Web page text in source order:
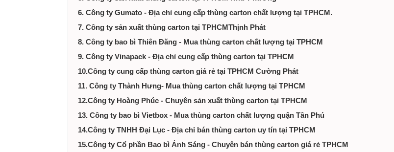
6. Công ty Gumato - Địa chỉ cung cấp thùng carton chất lượng tại TPHCM.
7. Công ty sản xuất thùng carton tại TPHCMThịnh Phát
8. Công ty bao bì Thiên Đăng - Mua thùng carton chất lượng tại TPHCM
9. Công ty Vinapack - Địa chỉ cung cấp thùng carton tại TPHCM
10.Công ty cung cấp thùng carton giá rẻ tại TPHCM Cường Phát
11. Công ty Thành Hưng- Mua thùng carton chất lượng tại TPHCM
12.Công ty Hoàng Phúc - Chuyên sản xuất thùng carton tại TPHCM
13. Công ty bao bì Vietbox - Mua thùng carton chất lượng quận Tân Phú
14.Công ty TNHH Đại Lục - Địa chỉ bán thùng carton uy tín tại TPHCM
15.Công ty Cổ phần Bao bì Ánh Sáng - Chuyên bán thùng carton giá rẻ TPHCM